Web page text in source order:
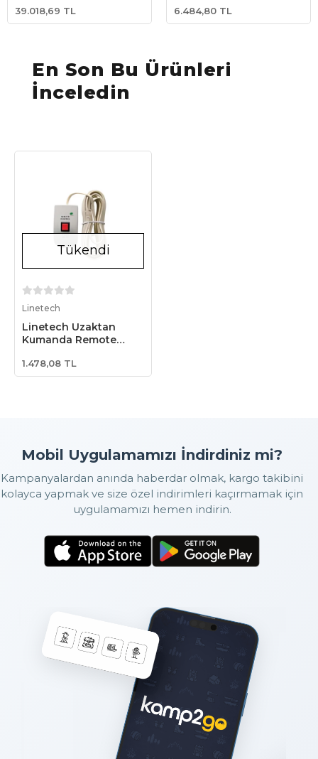
39.018,69 TL 6.484,80 TL
En Son Bu Ürünleri
İnceledin
Tükendi
Linetech
Linetech Uzaktan
Kumanda Remote
için) (A301-RC)
1.478,08 TL
Mobil Uygulamamızı İndirdiniz mi?
Kampanyalardan anında haberdar olmak, kargo takibini
kolayca yapmak ve size özel indirimleri kaçırmamak için
uygulamamızı hemen indirin.